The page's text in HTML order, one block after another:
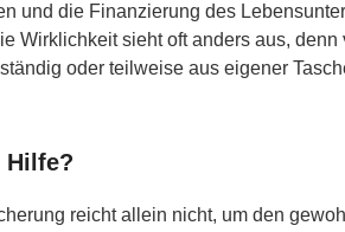
und die Finanzierung des
Wirklichkeit sieht oft anders aus,
oder teilweise aus eigener
Hilfe?
reicht allein nicht, um den